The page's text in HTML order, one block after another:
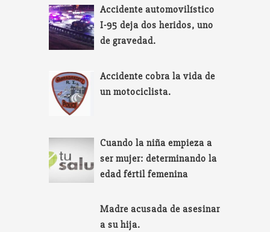
Accidente automovilístico
I-95 deja dos heridos, uno
de gravedad.
Accidente cobra la vida de
un motociclista.
Cuando la niña empieza a
ser mujer: determinando la
edad fértil femenina
Madre acusada de asesinar
a su hija.